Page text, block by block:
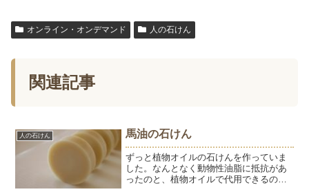
オンライン・オンデマンド 人の石けん
関連記事
人の石けん 馬油の石けん
ずっと植物オイルの石けんを作っていま
した。なんとなく動物性油脂に抵抗があ
ったのと、植物オイルで代用できるので